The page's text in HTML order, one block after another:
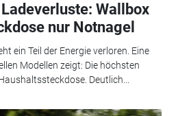
Wallbox
nur Notnagel
ein Teil der Energie verloren. Eine
Modellen zeigt: Die höchsten
Deutlich...